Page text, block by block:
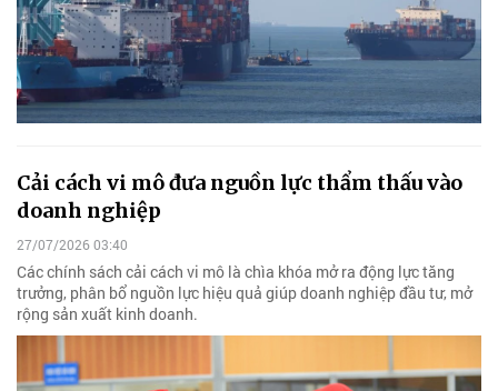
Cải cách vi mô đưa nguồn lực thẩm thấu vào
doanh nghiệp
27/07/2026 03:40
Các chính sách cải cách vi mô là chìa khóa mở ra động lực tăng
trưởng, phân bổ nguồn lực hiệu quả giúp doanh nghiệp đầu tư, mở
rộng sản xuất kinh doanh.